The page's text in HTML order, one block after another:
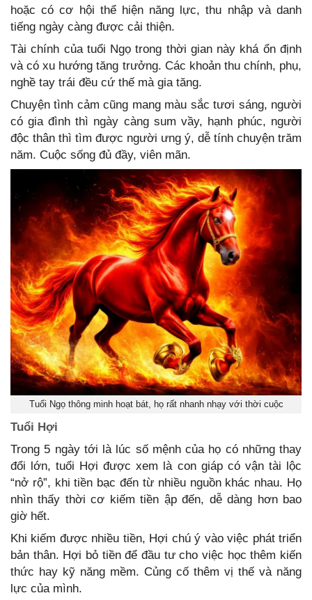
hoặc có cơ hội thể hiện năng lực, thu nhập và danh
tiếng ngày càng được cải thiện.
Tài chính của tuổi Ngọ trong thời gian này khá ổn định
và có xu hướng tăng trưởng. Các khoản thu chính, phụ,
nghề tay trái đều cứ thế mà gia tăng.
Chuyện tình cảm cũng mang màu sắc tươi sáng, người
có gia đình thì ngày càng sum vầy, hạnh phúc, người
độc thân thì tìm được người ưng ý, dễ tính chuyện trăm
năm. Cuộc sống đủ đầy, viên mãn.
Tuổi Ngọ thông minh hoạt bát, họ rất nhanh nhạy với thời cuộc
Tuổi Hợi
Trong 5 ngày tới là lúc số mệnh của họ có những thay
đổi lớn, tuổi Hợi được xem là con giáp có vận tài lộc
“nở rộ”, khi tiền bạc đến từ nhiều nguồn khác nhau. Họ
nhìn thấy thời cơ kiếm tiền ập đến, dễ dàng hơn bao
giờ hết.
Khi kiếm được nhiều tiền, Hợi chú ý vào việc phát triển
bản thân. Hợi bỏ tiền để đầu tư cho việc học thêm kiến
thức hay kỹ năng mềm. Củng cố thêm vị thế và năng
lực của mình.